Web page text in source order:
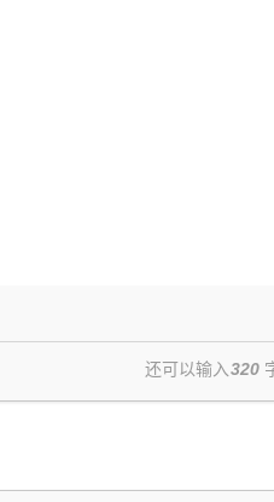
还可以输入320